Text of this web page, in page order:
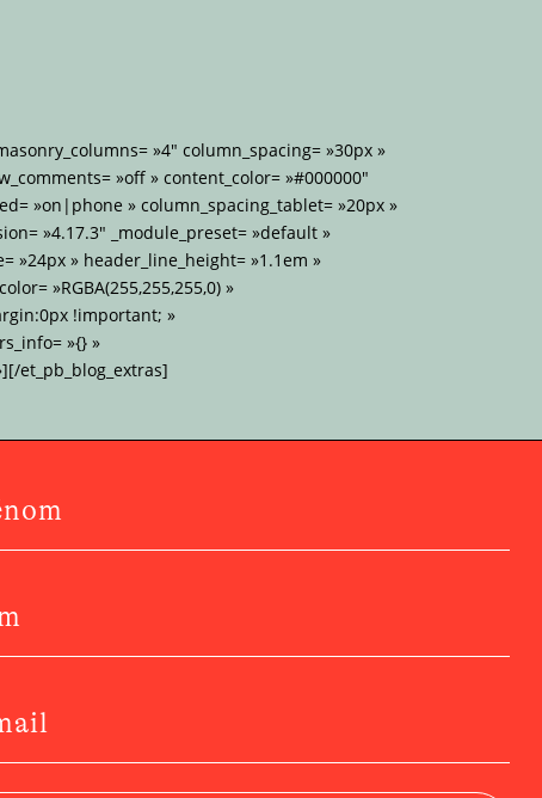
»4″ column_spacing= »30px »
»off » content_color= »#000000″
»on|phone » column_spacing_tablet= »20px »
»4.17.3″ _module_preset= »default »
» header_line_height= »1.1em »
»RGBA(255,255,255,0) »
!important; »
»{} »
et_pb_blog_extras]